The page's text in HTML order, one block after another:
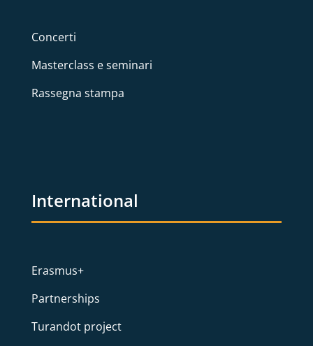
Concerti
Masterclass e seminari
Rassegna stampa
International
Erasmus+
Partnerships
Turandot project